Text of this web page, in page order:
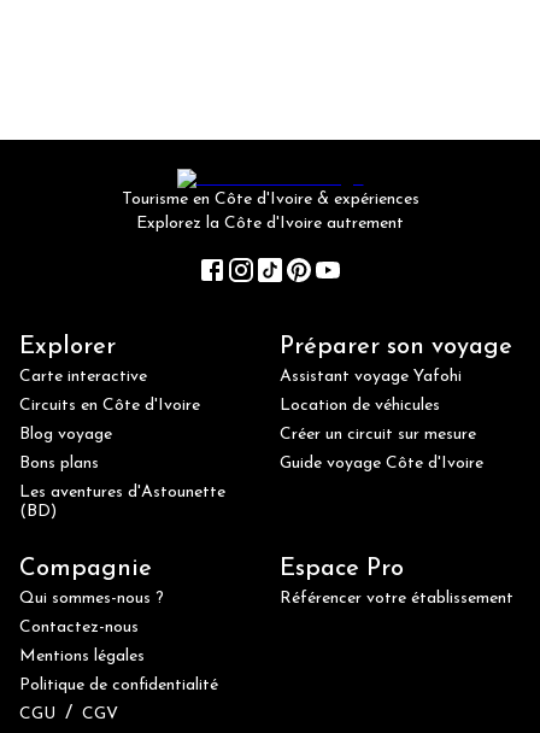
Tourisme en Côte d'Ivoire & expériences
Explorez la Côte d'Ivoire autrement
Explorer
Carte interactive
Circuits en Côte d'Ivoire
Blog voyage
Bons plans
Les aventures d'Astounette
(BD)
Préparer son voyage
Assistant voyage Yafohi
Location de véhicules
Créer un circuit sur mesure
Guide voyage Côte d'Ivoire
Compagnie
Qui sommes-nous ?
Contactez-nous
Mentions légales
Politique de confidentialité
CGU / CGV
Espace Pro
Référencer votre établissement